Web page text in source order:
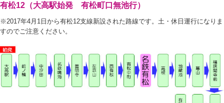
有松12（大高駅始発 有松町口無池行）
※2017年4月1日から有松12支線新設された路線です。土・休日運行になりま
すのでご注意ください。